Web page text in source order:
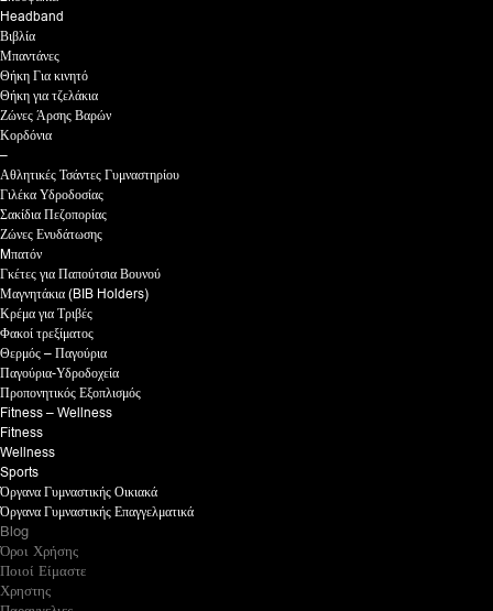
Headband
Βιβλία
Μπαντάνες
Θήκη Για κινητό
Θήκη για τζελάκια
Ζώνες Άρσης Βαρών
Κορδόνια
–
Αθλητικές Τσάντες Γυμναστηρίου
Γιλέκα Υδροδοσίας
Σακίδια Πεζοπορίας
Ζώνες Ενυδάτωσης
Mπατόν
Γκέτες για Παπούτσια Βουνού
Μαγνητάκια (BIB Holders)
Κρέμα για Τριβές
Φακοί τρεξίματος
Θερμός – Παγούρια
Παγούρια-Υδροδοχεία
Προπονητικός Εξοπλισμός
Fitness – Wellness
Fitness
Wellness
Sports
Όργανα Γυμναστικής Οικιακά
Όργανα Γυμναστικής Επαγγελματικά
Blog
Όροι Χρήσης
Ποιοί Είμαστε
Χρηστης